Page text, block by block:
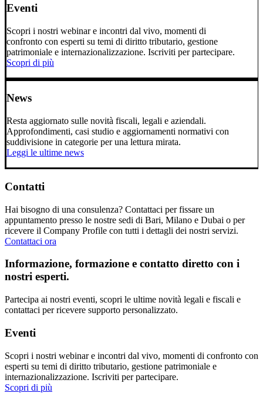
Eventi
Scopri i nostri webinar e incontri dal vivo, momenti di
confronto con esperti su temi di diritto tributario, gestione
patrimoniale e internazionalizzazione. Iscriviti per partecipare.
Scopri di più
News
Resta aggiornato sulle novità fiscali, legali e aziendali.
Approfondimenti, casi studio e aggiornamenti normativi con
suddivisione in categorie per una lettura mirata.
Leggi le ultime news
Contatti
Hai bisogno di una consulenza? Contattaci per fissare un
appuntamento presso le nostre sedi di Bari, Milano e Dubai o per
ricevere il Company Profile con tutti i dettagli dei nostri servizi.
Contattaci ora
Informazione, formazione e contatto diretto con i
nostri esperti.
Partecipa ai nostri eventi, scopri le ultime novità legali e fiscali e
contattaci per ricevere supporto personalizzato.
Eventi
Scopri i nostri webinar e incontri dal vivo, momenti di confronto con
esperti su temi di diritto tributario, gestione patrimoniale e
internazionalizzazione. Iscriviti per partecipare.
Scopri di più